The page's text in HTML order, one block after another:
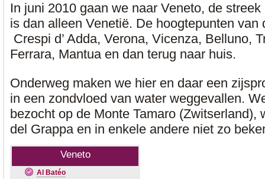
In juni 2010 gaan we naar Veneto, de
is dan alleen Venetië. De hoogtepunten van
Crespi d’ Adda, Verona, Vicenza, Belluno,
Ferrara, Mantua en dan terug naar huis.
Onderweg maken we hier en daar een
in een zondvloed van water weggevallen.
bezocht op de Monte Tamaro (Zwitserland),
del Grappa en in enkele andere niet zo
Veneto
Al Batéo